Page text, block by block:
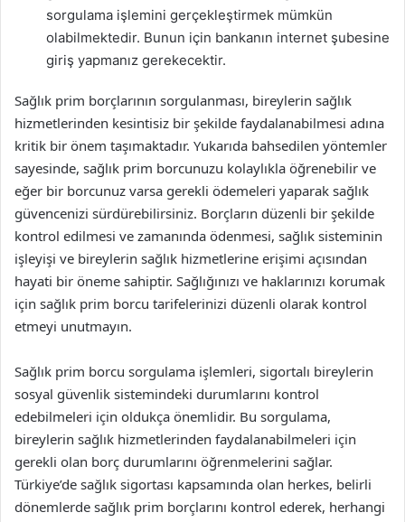
sorgulama işlemini gerçekleştirmek mümkün
olabilmektedir. Bunun için bankanın internet şubesine
giriş yapmanız gerekecektir.
Sağlık prim borçlarının sorgulanması, bireylerin sağlık
hizmetlerinden kesintisiz bir şekilde faydalanabilmesi adına
kritik bir önem taşımaktadır. Yukarıda bahsedilen yöntemler
sayesinde, sağlık prim borcunuzu kolaylıkla öğrenebilir ve
eğer bir borcunuz varsa gerekli ödemeleri yaparak sağlık
güvencenizi sürdürebilirsiniz. Borçların düzenli bir şekilde
kontrol edilmesi ve zamanında ödenmesi, sağlık sisteminin
işleyişi ve bireylerin sağlık hizmetlerine erişimi açısından
hayati bir öneme sahiptir. Sağlığınızı ve haklarınızı korumak
için sağlık prim borcu tarifelerinizi düzenli olarak kontrol
etmeyi unutmayın.
Sağlık prim borcu sorgulama işlemleri, sigortalı bireylerin
sosyal güvenlik sistemindeki durumlarını kontrol
edebilmeleri için oldukça önemlidir. Bu sorgulama,
bireylerin sağlık hizmetlerinden faydalanabilmeleri için
gerekli olan borç durumlarını öğrenmelerini sağlar.
Türkiye’de sağlık sigortası kapsamında olan herkes, belirli
dönemlerde sağlık prim borçlarını kontrol ederek, herhangi